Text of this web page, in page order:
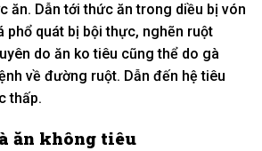
ăn. Dẫntới thức ăn trong diều bị vón
phổ quát bị bội thực, nghẽn ruột
do ăn ko tiêu cũng thể do gà
về đường ruột. Dẫn đến hệ tiêu
thấp.
ăn không tiêu